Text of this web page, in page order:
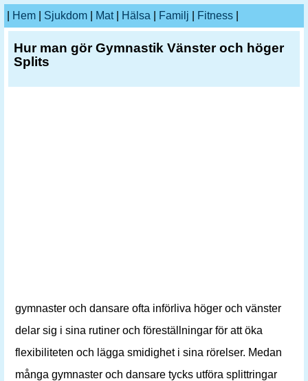
Hem Sjukdom Mat| Hälsa Familj Fitness
Hur man gör Gymnastik Vänster och höger
Splits
gymnaster och dansare ofta införliva höger och vänster
delar sig i sina rutiner och föreställningar för att öka
flexibiliteten och lägga smidighet i sina rörelser. Medan
många gymnaster och dansare tycks utföra splittringar